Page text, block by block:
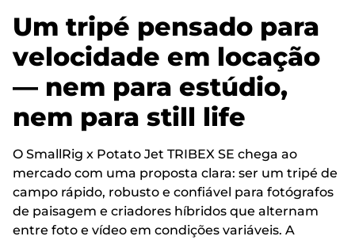
Um tripé pensado para
velocidade em locação
— nem para estúdio,
nem para still life
O SmallRig x Potato Jet TRIBEX SE chega ao
mercado com uma proposta clara: ser um tripé de
campo rápido, robusto e confiável para fotógrafos
de paisagem e criadores híbridos que alternam
entre foto e vídeo em condições variáveis. A